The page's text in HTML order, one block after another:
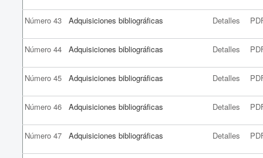
Número 43 Adquisiciones bibliográficas Detalles
Número 44 Adquisiciones bibliográficas Detalles
Número 45 Adquisiciones bibliográficas Detalles
Número 46 Adquisiciones bibliográficas Detalles
Número 47 Adquisiciones bibliográficas Detalles